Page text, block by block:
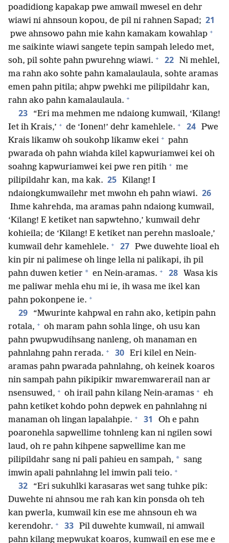
poadidiong kapakap pwe amwail mwesel en dehr
wiawi ni ahnsoun kopou, de pil ni rahnen Sapad; 21
pwe ahnsowo pahn mie kahn kamakam kowahlap +
me saikinte wiawi sangete tepin sampah leledo met,
soh, pil sohte pahn pwurehng wiawi. + 22 Ni mehlel,
ma rahn ako sohte pahn kamalaulaula, sohte aramas
emen pahn pitila; ahpw pwehki me pilipildahr kan,
rahn ako pahn kamalaulaula. +
23
“Eri ma mehmen me ndaiong kumwail, ‘Kilang!
Iet ih Krais,’ + de ‘Ionen!’ dehr kamehlele. + 24 Pwe
Krais likamw oh soukohp likamw ekei + pahn
pwarada oh pahn wiahda kilel kapwuriamwei kei oh
soahng kapwuriamwei kei pwe ren pitih + me
pilipildahr kan, ma kak. 25 Kilang! I
ndaiongkumwailehr met mwohn eh pahn wiawi. 26
Ihme kahrehda, ma aramas pahn ndaiong kumwail,
‘Kilang! E ketiket nan sapwtehno,’ kumwail dehr
kohieila; de ‘Kilang! E ketiket nan perehn masloale,’
kumwail dehr kamehlele. + 27 Pwe duwehte lioal eh
kin pir ni palimese oh linge lella ni palikapi, ih pil
pahn duwen ketier * en Nein-aramas. + 28 Wasa kis
me paliwar mehla ehu mi ie, ih wasa me ikel kan
pahn pokonpene ie. +
29
“Mwurinte kahpwal en rahn ako, ketipin pahn
rotala, + oh maram pahn sohla linge, oh usu kan
pahn pwupwudihsang nanleng, oh manaman en
pahnlahng pahn rerada. + 30 Eri kilel en Nein-
aramas pahn pwarada pahnlahng, oh keinek koaros
nin sampah pahn pikipikir mwaremwarerail nan ar
nsensuwed, + oh irail pahn kilang Nein-aramas + eh
pahn ketiket kohdo pohn depwek en pahnlahng ni
manaman oh lingan lapalahpie. + 31
Oh e pahn
poaronehla sapwellime tohnleng kan ni ngilen sowi
laud, oh re pahn kihpene sapwellime kan me
pilipildahr sang ni pali pahieu en sampah, * sang
imwin apali pahnlahng lel imwin pali teio. +
32
“Eri sukuhlki karasaras wet sang tuhke pik:
Duwehte ni ahnsou me rah kan kin ponsda oh teh
kan pwerla, kumwail kin ese me ahnsoun eh wa
kerendohr. + 33 Pil duwehte kumwail, ni amwail
pahn kilang mepwukat koaros, kumwail en ese me e